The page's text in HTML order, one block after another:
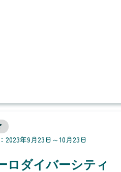
2023年9月23日～10月23日
ロダイバーシティ